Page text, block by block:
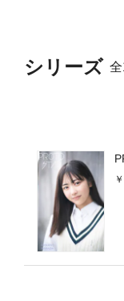
シリーズ